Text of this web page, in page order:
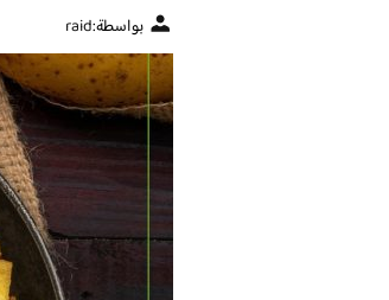
بواسطة:raid